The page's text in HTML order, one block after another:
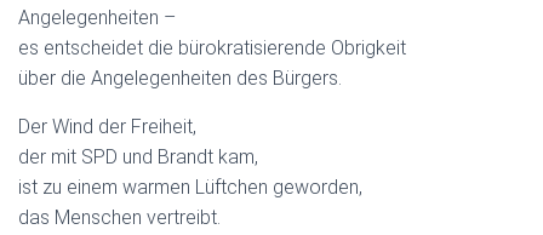
Angelegenheiten –
es entscheidet die bürokratisierende Obrigkeit
über die Angelegenheiten des Bürgers.
Der Wind der Freiheit,
der mit SPD und Brandt kam,
ist zu einem warmen Lüftchen geworden,
das Menschen vertreibt.